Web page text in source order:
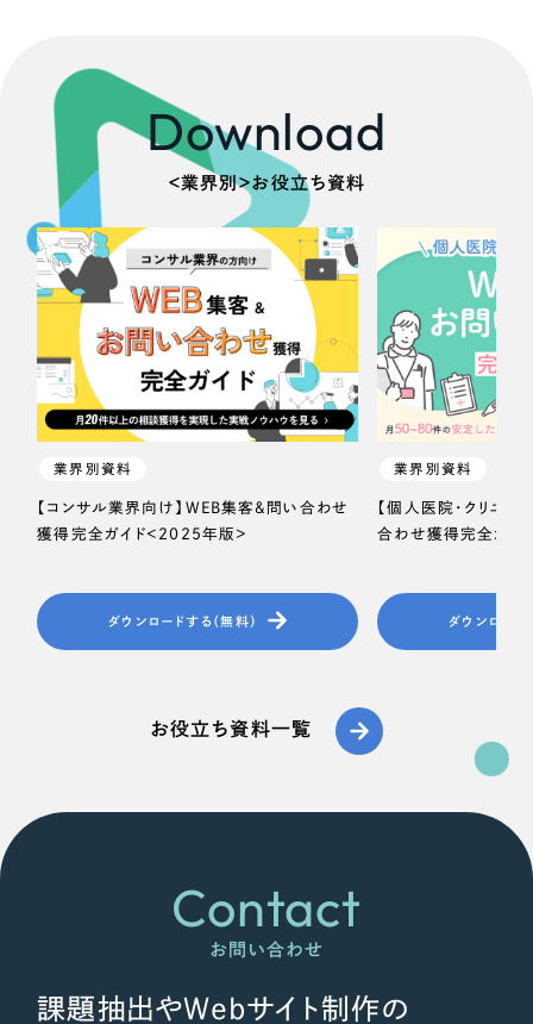
Download
＜業界別＞お役立ち資料
業界別資料
【コンサル業界向け】WEB集客＆問い合わせ
獲得完全ガイド＜2025年版＞
ダウンロードする（無料）
業界別資料
【個人医院・クリニッ
合わせ獲得完全ガイ
ダウンロード
お役立ち資料一覧
Contact
お問い合わせ
課題抽出やWebサイト制作の